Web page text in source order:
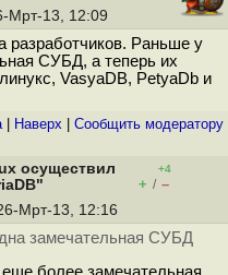
Мрт-13, 12:09
разработчиков. Раньше у
СУБД, а теперь их
VasyaDB, PetyaDb и
| Наверх Cообщить модератору
осуществил
+4
+ / –
Мрт-13, 12:16
замечательная СУБД